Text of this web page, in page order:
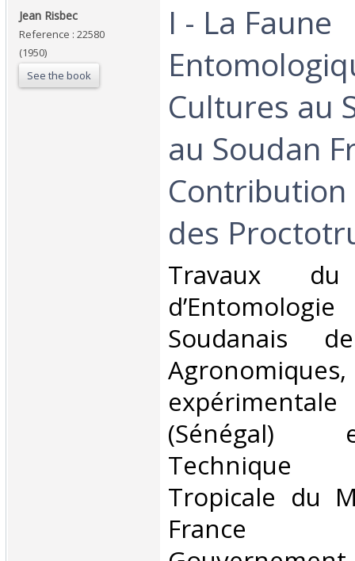
‎Jean Risbec‎
Reference : 22580
(1950)
See the book
‎I - La Faune
Cultures au
au Soudan
Contribution
des
‎Travaux du
Soudanais
expérimentale
(Sénégal)
Technique
Tropicale du
France